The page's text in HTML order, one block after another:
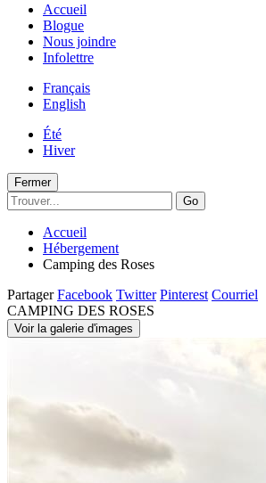
Accueil
Blogue
Nous joindre
Infolettre
Français
English
Été
Hiver
Fermer
Go
Accueil
Hébergement
Camping des Roses
Partager Facebook Twitter Pinterest Courriel
CAMPING DES ROSES
Voir la galerie d'images